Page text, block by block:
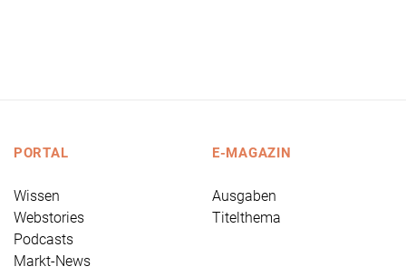
PORTAL
Wissen
Webstories
Podcasts
Markt-News
E-MAGAZIN
Ausgaben
Titelthema